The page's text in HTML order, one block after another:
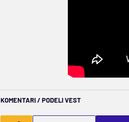
KOMENTARI / PODELI VEST